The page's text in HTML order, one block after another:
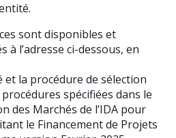
sont disponibles et
à l’adresse ci-dessous, en
et la procédure de sélection
spécifiées dans le
des Marchés de l’IDA pour
le Financement de Projets